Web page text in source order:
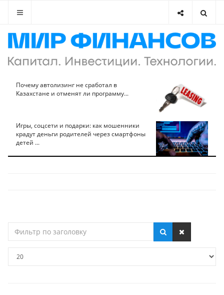
Почему автолизинг не сработал в
Казахстане и отменят ли программу...
Игры, соцсети и подарки: как мошенники
крадут деньги родителей через смартфоны
детей ...
по